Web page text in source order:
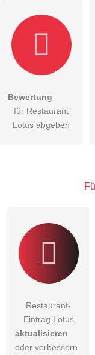
Hiermit
Die
Bitte
Restaurant-Eintrag
Bewertung
für Restaurant
Lotus abgeben
Restaurant-
Eintrag Lotus
aktualisieren
oder verbessern